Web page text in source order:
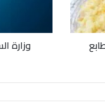
في
وزارة